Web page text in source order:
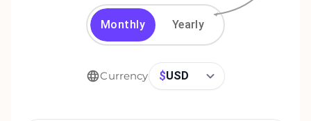
Monthly Yearly
Currency $USD